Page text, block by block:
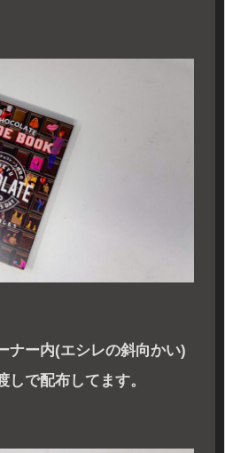
ナー内(エシレの斜向かい)
で配布してます。